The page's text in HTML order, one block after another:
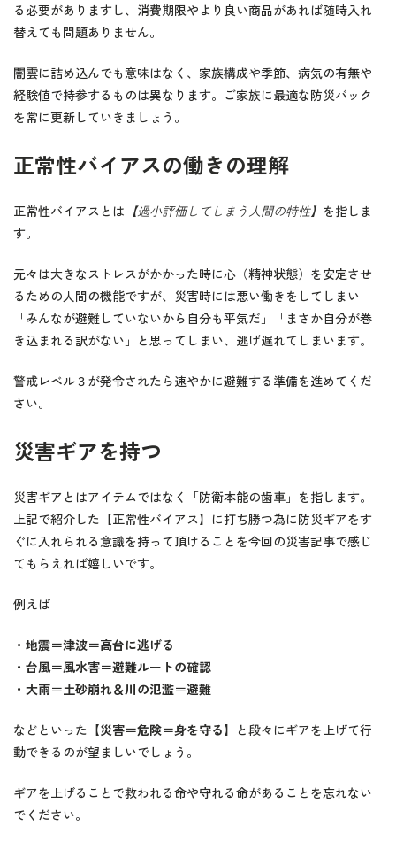
る必要がありますし、消費期限やより良い商品があれば随時入れ
替えても問題ありません。
闇雲に詰め込んでも意味はなく、家族構成や季節、病気の有無や
経験値で持参するものは異なります。ご家族に最適な防災バック
を常に更新していきましょう。
正常性バイアスの働きの理解
正常性バイアスとは 【過小評価してしまう人間の特性】 を指しま
す。
元々は大きなストレスがかかった時に心（精神状態）を安定させ
るための人間の機能ですが、災害時には悪い働きをしてしまい
「みんなが避難していないから自分も平気だ」「まさか自分が巻
き込まれる訳がない」と思ってしまい、逃げ遅れてしまいます。
警戒レベル３が発令されたら速やかに避難する準備を進めてくだ
さい。
災害ギアを持つ
災害ギアとはアイテムではなく「防衛本能の歯車」を指します。
上記で紹介した【正常性バイアス】に打ち勝つ為に防災ギアをす
ぐに入れられる意識を持って頂けることを今回の災害記事で感じ
てもらえれば嬉しいです。
例えば
・地震＝津波＝高台に逃げる
・台風＝風水害＝避難ルートの確認
・大雨＝土砂崩れ＆川の氾濫＝避難
などといった 【災害＝危険＝身を守る】 と段々にギアを上げて行
動できるのが望ましいでしょう。
ギアを上げることで救われる命や守れる命があることを忘れない
でください。